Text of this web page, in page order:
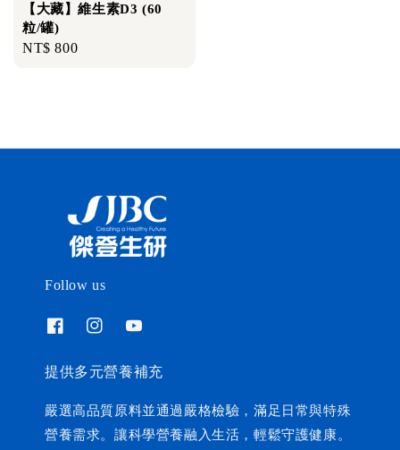
【大藏】維生素D3 (60
粒/罐)
Regular
NT$ 800
Follow us
提供多元營養補充
嚴選高品質原料並通過嚴格檢驗，滿足日常與特殊
營養需求。讓科學營養融入生活，輕鬆守護健康。